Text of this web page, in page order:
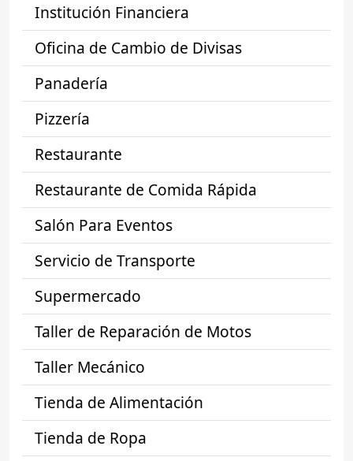
Institución Financiera
Oficina de Cambio de Divisas
Panadería
Pizzería
Restaurante
Restaurante de Comida Rápida
Salón Para Eventos
Servicio de Transporte
Supermercado
Taller de Reparación de Motos
Taller Mecánico
Tienda de Alimentación
Tienda de Ropa